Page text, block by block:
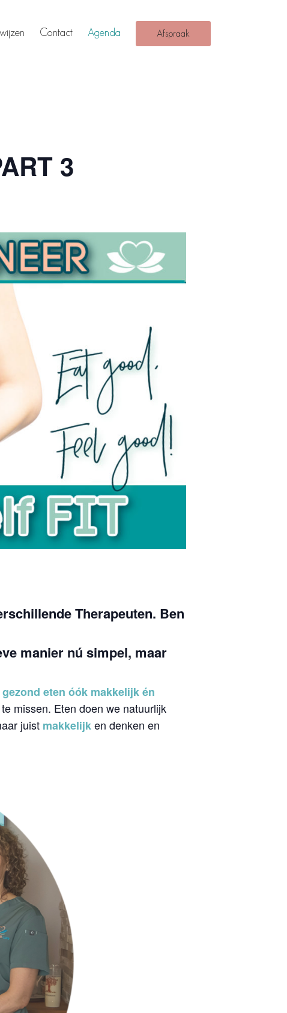
Contact Agenda Afspraak
3
Therapeuten. Ben
manier nú simpel, maar
gezond eten óók makkelijk én
missen. Eten doen we natuurlijk
juist makkelijken denken en